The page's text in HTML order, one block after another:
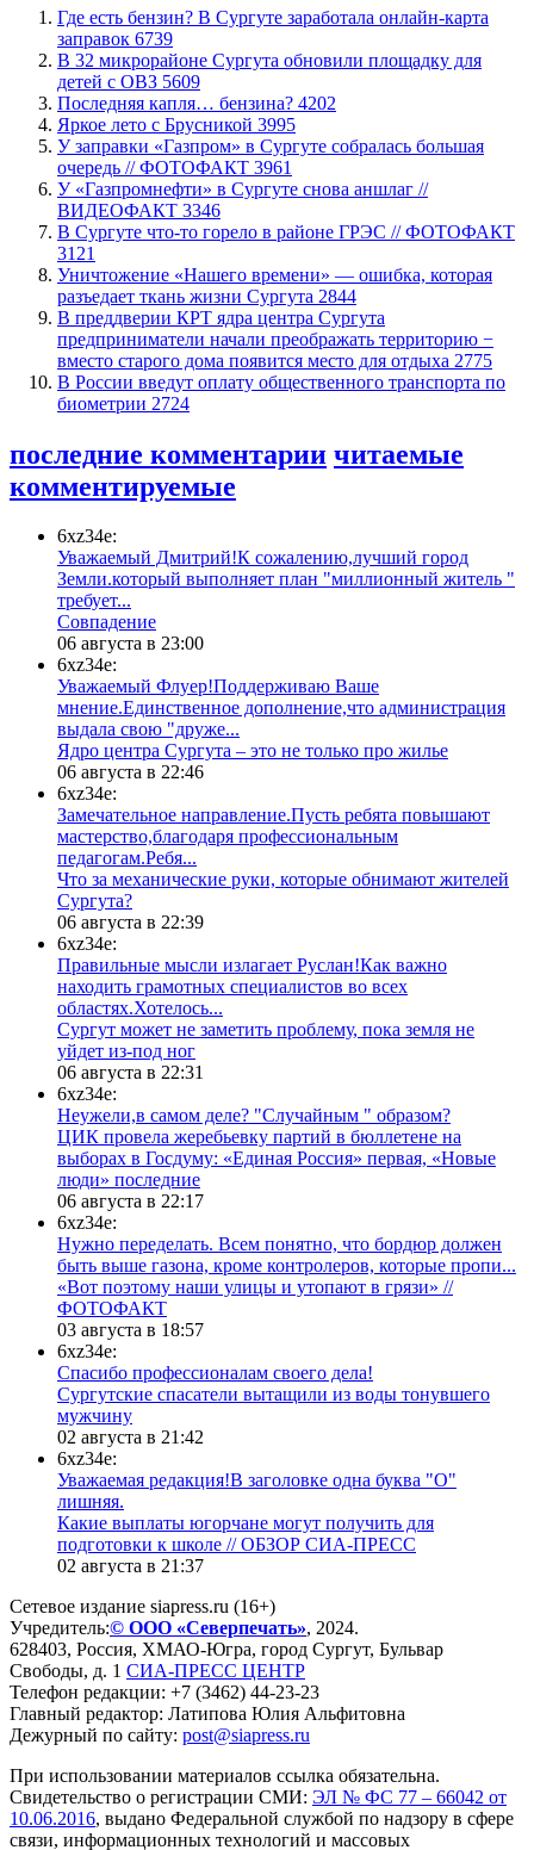
​Где есть бензин? В Сургуте заработала онлайн-карта
заправок 6739
В 32 микрорайоне Сургута обновили площадку для
детей с ОВЗ 5609
​Последняя капля… бензина? 4202
Яркое лето с Брусникой 3995
​У заправки «Газпром» в Сургуте собралась большая
очередь // ФОТОФАКТ 3961
У «Газпромнефти» в Сургуте снова аншлаг //
ВИДЕОФАКТ 3346
​В Сургуте что-то горело в районе ГРЭС // ФОТОФАКТ
3121
​Уничтожение «Нашего времени» — ошибка, которая
разъедает ткань жизни Сургута 2844
​В преддверии КРТ ядра центра Сургута
предприниматели начали преображать территорию −
вместо старого дома появится место для отдыха 2775
В России введут оплату общественного транспорта по
биометрии 2724
последние комментарии читаемые
комментируемые
6xz34e:
Уважаемый Дмитрий!К сожалению,лучший город
Земли.который выполняет план "миллионный житель "
требует...
​Совпадение
06 августа в 23:00
6xz34e:
Уважаемый Флуер!Поддерживаю Ваше
мнение.Единственное дополнение,что администрация
выдала свою "друже...
​Ядро центра Сургута ‒ это не только про жилье
06 августа в 22:46
6xz34e:
Замечательное направление.Пусть ребята повышают
мастерство,благодаря профессиональным
педагогам.Ребя...
​Что за механические руки, которые обнимают жителей
Сургута?
06 августа в 22:39
6xz34e:
Правильные мысли излагает Руслан!Как важно
находить грамотных специалистов во всех
областях.Хотелось...
Сургут может не заметить проблему, пока земля не
уйдет из-под ног
06 августа в 22:31
6xz34e:
Неужели,в самом деле? "Случайным " образом?
ЦИК провела жеребьевку партий в бюллетене на
выборах в Госдуму: «Единая Россия» первая, «Новые
люди» последние
06 августа в 22:17
6xz34e:
Нужно переделать. Всем понятно, что бордюр должен
быть выше газона, кроме контролеров, которые пропи...
«Вот поэтому наши улицы и утопают в грязи» //
ФОТОФАКТ
03 августа в 18:57
6xz34e:
Спасибо профессионалам своего дела!
Сургутские спасатели вытащили из воды тонувшего
мужчину
02 августа в 21:42
6xz34e:
Уважаемая редакция!В заголовке одна буква "О"
лишняя.
Какие выплаты югорчане могут получить для
подготовки к школе // ОБЗОР СИА-ПРЕСС
02 августа в 21:37
Сетевое издание siapress.ru (16+)
Учредитель:© ООО «Северпечать», 2024.
628403, Россия, ХМАО-Югра, город Сургут, Бульвар
Свободы, д. 1 СИА-ПРЕСС ЦЕНТР
Телефон редакции: +7 (3462) 44-23-23
Главный редактор: Латипова Юлия Альфитовна
Дежурный по сайту: post@siapress.ru
При использовании материалов ссылка обязательна.
Свидетельство о регистрации СМИ: ЭЛ № ФС 77 – 66042 от
10.06.2016, выдано Федеральной службой по надзору в сфере
связи, информационных технологий и массовых